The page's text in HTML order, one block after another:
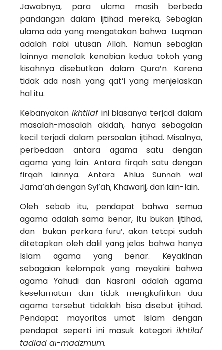
Jawabnya, para ulama masih berbeda
pandangan dalam ijtihad mereka, Sebagian
ulama ada yang mengatakan bahwa Luqman
adalah nabi utusan Allah. Namun sebagian
lainnya menolak kenabian kedua tokoh yang
kisahnya disebutkan dalam Qura’n. Karena
tidak ada nash yang qat’i yang menjelaskan
hal itu.
Kebanyakan ikhtilaf ini biasanya terjadi dalam
masalah-masalah akidah, hanya sebagaian
kecil terjadi dalam persoalan ijtihad. Misalnya,
perbedaan antara agama satu dengan
agama yang lain. Antara firqah satu dengan
firqah lainnya. Antara Ahlus Sunnah wal
Jama’ah dengan Syi’ah, Khawarij, dan lain-lain.
Oleh sebab itu, pendapat bahwa semua
agama adalah sama benar, itu bukan ijtihad,
dan bukan perkara furu’, akan tetapi sudah
ditetapkan oleh dalil yang jelas bahwa hanya
Islam agama yang benar. Keyakinan
sebagaian kelompok yang meyakini bahwa
agama Yahudi dan Nasrani adalah agama
keselamatan dan tidak mengkafirkan dua
agama tersebut tidaklah bisa disebut ijtihad.
Pendapat mayoritas umat Islam dengan
pendapat seperti ini masuk kategori ikhtilaf
tadlad al-madzmum.